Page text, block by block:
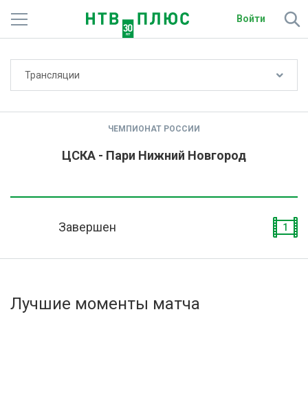
Войти
Активировать промокод
Трансляции
ЧЕМПИОНАТ РОССИИ
ЦСКА - Пари Нижний Новгород
Завершен 1
Лучшие моменты матча